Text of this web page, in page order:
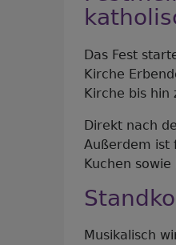
Das Fest
Kirche
Kirche bis
Direkt nach
Außerdem ist
Kuchen
Musikalisch